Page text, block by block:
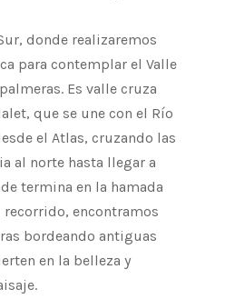
donde realizaremos
para contemplar el Valle
Es valle cruza
que se une con el Río
el Atlas, cruzando las
al norte hasta llegar a
termina en la hamada
recorrido, encontramos
bordeando antiguas
en la belleza y